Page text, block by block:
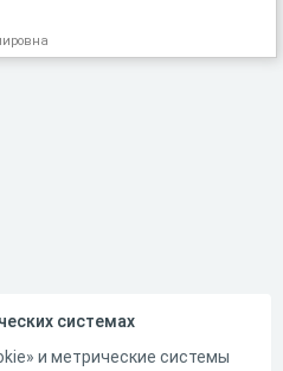
системах
и метрические системы